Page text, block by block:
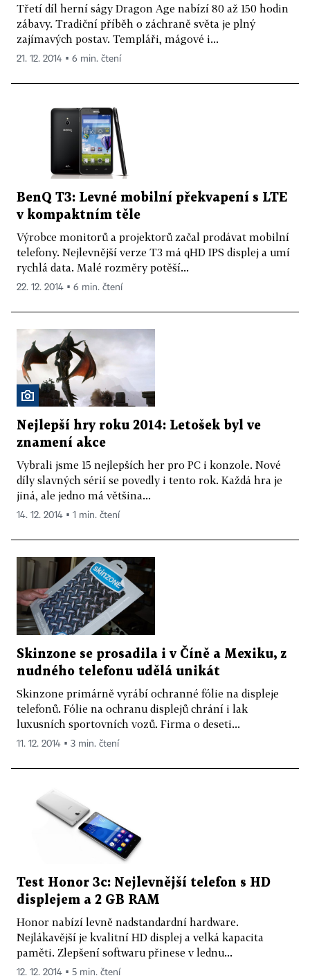
Třetí díl herní ságy Dragon Age nabízí 80 až 150 hodin
zábavy. Tradiční příběh o záchraně světa je plný
zajímavých postav. Templáři, mágové i...
21. 12. 2014 ▪ 6 min. čtení
BenQ T3: Levné mobilní překvapení s LTE
v kompaktním těle
Výrobce monitorů a projektorů začal prodávat mobilní
telefony. Nejlevnější verze T3 má qHD IPS displej a umí
rychlá data. Malé rozměry potěší...
22. 12. 2014 ▪ 6 min. čtení
Nejlepší hry roku 2014: Letošek byl ve
znamení akce
Vybrali jsme 15 nejlepších her pro PC i konzole. Nové
díly slavných sérií se povedly i tento rok. Každá hra je
jiná, ale jedno má většina...
14. 12. 2014 ▪ 1 min. čtení
Skinzone se prosadila i v Číně a Mexiku, z
nudného telefonu udělá unikát
Skinzone primárně vyrábí ochranné fólie na displeje
telefonů. Fólie na ochranu displejů chrání i lak
luxusních sportovních vozů. Firma o deseti...
11. 12. 2014 ▪ 3 min. čtení
Test Honor 3c: Nejlevnější telefon s HD
displejem a 2 GB RAM
Honor nabízí levně nadstandardní hardware.
Nejlákavější je kvalitní HD displej a velká kapacita
paměti. Zlepšení softwaru přinese v lednu...
12. 12. 2014 ▪ 5 min. čtení